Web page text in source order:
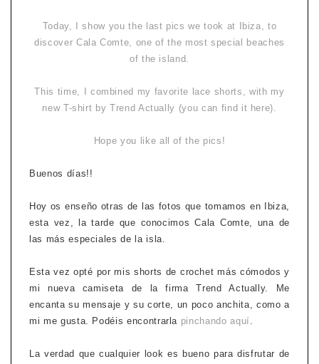
Today, I show you the last pics we took at Ibiza, to
discover Cala Comte, one of the most special beaches
of the island.
This time, I combined my favorite lace shorts, with my
new T-shirt by Trend Actually (you can find it here).
Hope you like all of the pics!
Buenos días!!
Hoy os enseño otras de las fotos que tomamos en Ibiza,
esta vez, la tarde que conocimos Cala Comte, una de
las más especiales de la isla.
Esta vez opté por mis shorts de crochet más cómodos y
mi nueva camiseta de la firma Trend Actually. Me
encanta su mensaje y su corte, un poco anchita, como a
mi me gusta. Podéis encontrarla pinchando aquí.
La verdad que cualquier look es bueno para disfrutar de